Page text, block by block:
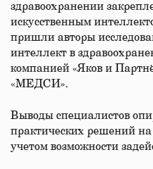
здравоохранении
искусственным
пришли авторы
интеллект в
компанией «Яков и
«МЕДСИ».
Выводы специалистов
практических решений
учетом возможности